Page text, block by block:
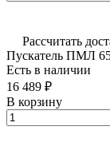
Рассчитать
Пускатель ПМЛ
Есть в наличии
16 489 ₽
В корзину